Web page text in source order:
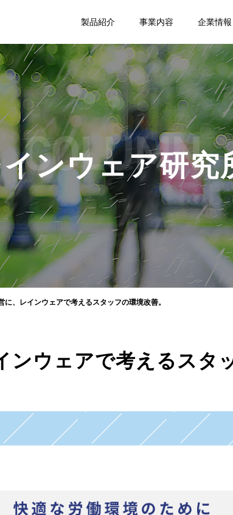
製品紹介 事業内容 企業情報
ンウェア研究
COLUMN
に、レインウェアで考えるスタッフの環境改善。
ンウェアで考えるスタ